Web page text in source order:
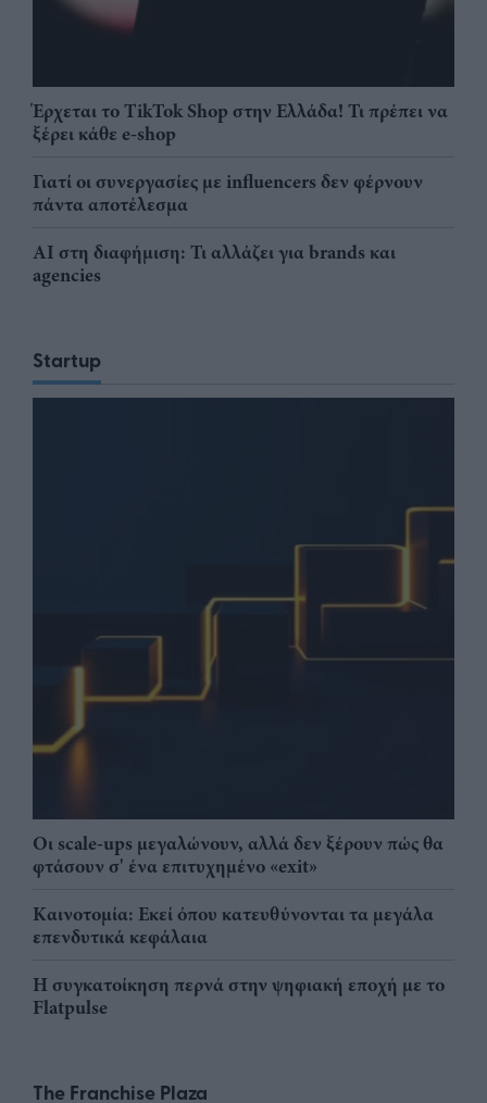
Έρχεται το TikTok Shop στην Ελλάδα! Τι πρέπει να
ξέρει κάθε e-shop
Γιατί οι συνεργασίες με influencers δεν φέρνουν
πάντα αποτέλεσμα
AI στη διαφήμιση: Τι αλλάζει για brands και
agencies
Startup
Οι scale-ups μεγαλώνουν, αλλά δεν ξέρουν πώς θα
φτάσουν σ' ένα επιτυχημένο «exit»
Καινοτομία: Εκεί όπου κατευθύνονται τα μεγάλα
επενδυτικά κεφάλαια
Η συγκατοίκηση περνά στην ψηφιακή εποχή με το
Flatpulse
The Franchise Plaza